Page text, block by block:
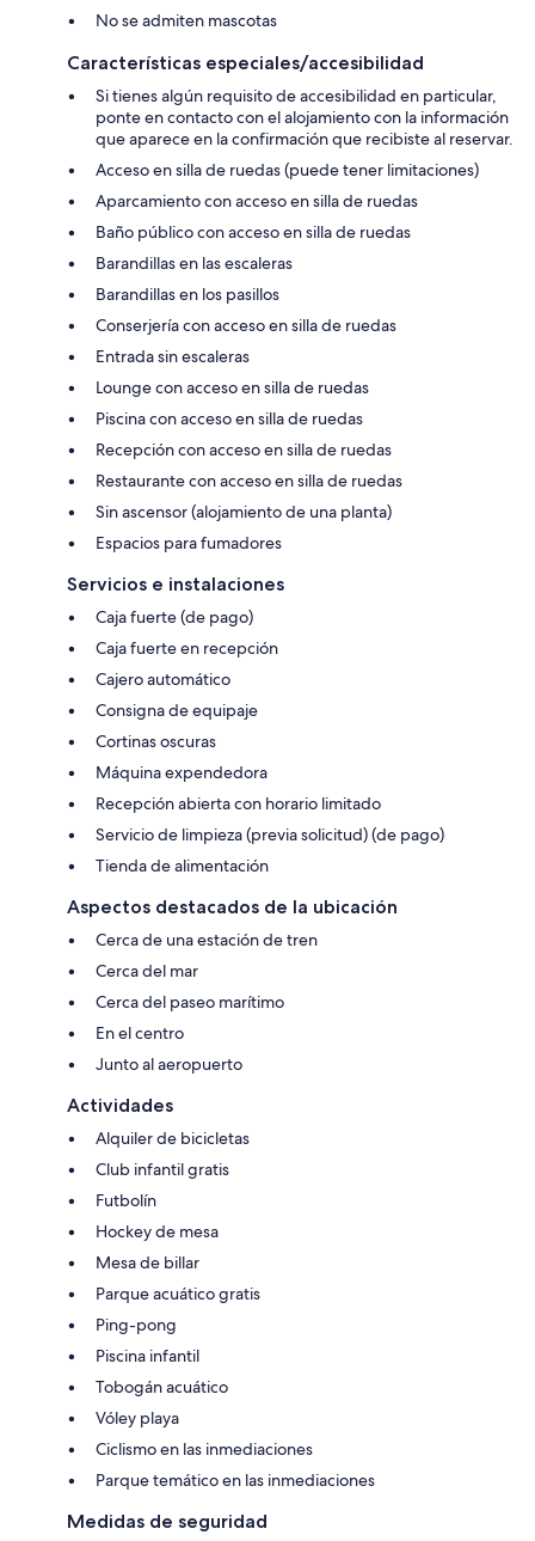
No se admiten mascotas
Características especiales/accesibilidad
Si tienes algún requisito de accesibilidad en particular,
ponte en contacto con el alojamiento con la información
que aparece en la confirmación que recibiste al reservar.
Acceso en silla de ruedas (puede tener limitaciones)
Aparcamiento con acceso en silla de ruedas
Baño público con acceso en silla de ruedas
Barandillas en las escaleras
Barandillas en los pasillos
Conserjería con acceso en silla de ruedas
Entrada sin escaleras
Lounge con acceso en silla de ruedas
Piscina con acceso en silla de ruedas
Recepción con acceso en silla de ruedas
Restaurante con acceso en silla de ruedas
Sin ascensor (alojamiento de una planta)
Espacios para fumadores
Servicios e instalaciones
Caja fuerte (de pago)
Caja fuerte en recepción
Cajero automático
Consigna de equipaje
Cortinas oscuras
Máquina expendedora
Recepción abierta con horario limitado
Servicio de limpieza (previa solicitud) (de pago)
Tienda de alimentación
Aspectos destacados de la ubicación
Cerca de una estación de tren
Cerca del mar
Cerca del paseo marítimo
En el centro
Junto al aeropuerto
Actividades
Alquiler de bicicletas
Club infantil gratis
Futbolín
Hockey de mesa
Mesa de billar
Parque acuático gratis
Ping-pong
Piscina infantil
Tobogán acuático
Vóley playa
Ciclismo en las inmediaciones
Parque temático en las inmediaciones
Medidas de seguridad